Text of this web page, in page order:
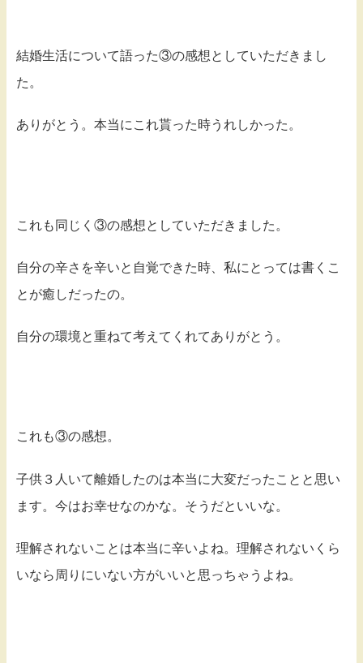
結婚生活について語った③の感想としていただきまし
た。
ありがとう。本当にこれ貰った時うれしかった。
これも同じく③の感想としていただきました。
自分の辛さを辛いと自覚できた時、私にとっては書くこ
とが癒しだったの。
自分の環境と重ねて考えてくれてありがとう。
これも③の感想。
子供３人いて離婚したのは本当に大変だったことと思い
ます。今はお幸せなのかな。そうだといいな。
理解されないことは本当に辛いよね。理解されないくら
いなら周りにいない方がいいと思っちゃうよね。